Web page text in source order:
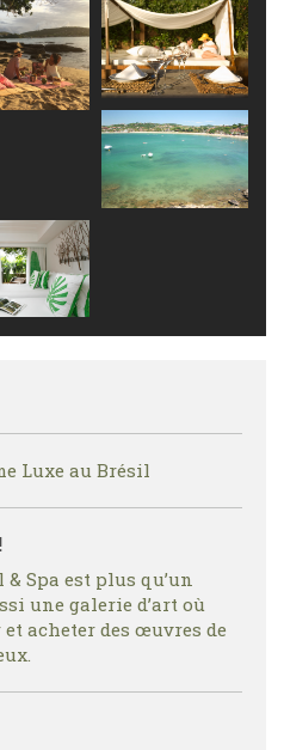
Luxe au Brésil
Spa est plus qu’un
une galerie d’art où
acheter des œuvres de